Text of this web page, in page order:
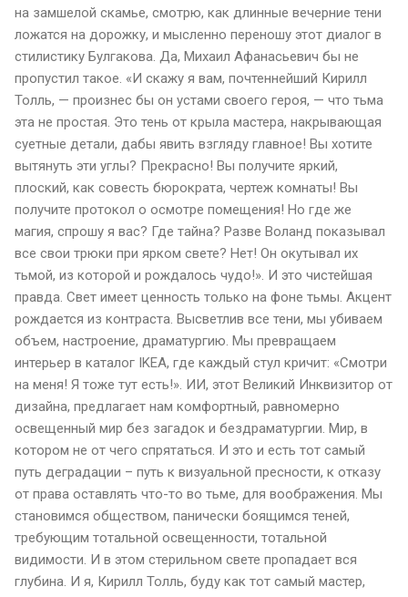
на замшелой скамье, смотрю, как длинные вечерние тени
ложатся на дорожку, и мысленно переношу этот диалог в
стилистику Булгакова. Да, Михаил Афанасьевич бы не
пропустил такое. «И скажу я вам, почтеннейший Кирилл
Толль, — произнес бы он устами своего героя, — что тьма
эта не простая. Это тень от крыла мастера, накрывающая
суетные детали, дабы явить взгляду главное! Вы хотите
вытянуть эти углы? Прекрасно! Вы получите яркий,
плоский, как совесть бюрократа, чертеж комнаты! Вы
получите протокол о осмотре помещения! Но где же
магия, спрошу я вас? Где тайна? Разве Воланд показывал
все свои трюки при ярком свете? Нет! Он окутывал их
тьмой, из которой и рождалось чудо!». И это чистейшая
правда. Свет имеет ценность только на фоне тьмы. Акцент
рождается из контраста. Высветлив все тени, мы убиваем
объем, настроение, драматургию. Мы превращаем
интерьер в каталог IKEA, где каждый стул кричит: «Смотри
на меня! Я тоже тут есть!». ИИ, этот Великий Инквизитор от
дизайна, предлагает нам комфортный, равномерно
освещенный мир без загадок и бездраматургии. Мир, в
котором не от чего спрятаться. И это и есть тот самый
путь деградации – путь к визуальной пресности, к отказу
от права оставлять что-то во тьме, для воображения. Мы
становимся обществом, панически боящимся теней,
требующим тотальной освещенности, тотальной
видимости. И в этом стерильном свете пропадает вся
глубина. И я, Кирилл Толль, буду как тот самый мастер,